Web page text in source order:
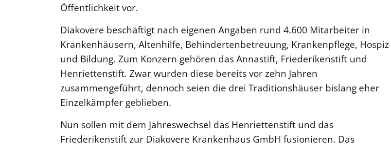
Öffentlichkeit vor.
Diakovere beschäftigt nach eigenen Angaben rund 4.600 Mitarbeiter in
Krankenhäusern, Altenhilfe, Behindertenbetreuung, Krankenpflege, Hospiz
und Bildung. Zum Konzern gehören das Annastift, Friederikenstift und
Henriettenstift. Zwar wurden diese bereits vor zehn Jahren
zusammengeführt, dennoch seien die drei Traditionshäuser bislang eher
Einzelkämpfer geblieben.
Nun sollen mit dem Jahreswechsel das Henriettenstift und das
Friederikenstift zur Diakovere Krankenhaus GmbH fusionieren. Das